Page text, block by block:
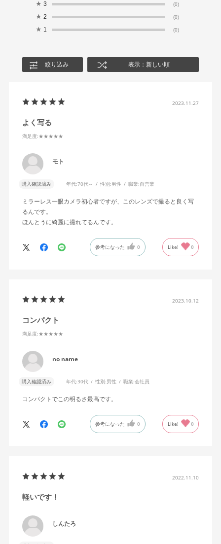
★ 3 (0)
★ 2 (0)
★ 1 (0)
絞り込み 表示：新しい順
2023.11.27
よく写る
満足度:★★★★★
モト
購入確認済み 年代:70代～ 性別:男性 職業:自営業
ミラーレス一眼カメラ初心者ですが、このレンズで撮ると良く写
るんです。
ほんとうに綺麗に撮れてるんです。
参考になった 0 Like! 0
2023.10.12
コンパクト
満足度:★★★★★
no name
購入確認済み 年代:30代 性別:男性 職業:会社員
コンパクトでこの明るさ最高です。
参考になった 0 Like! 0
2022.11.10
軽いです！
しんたろ